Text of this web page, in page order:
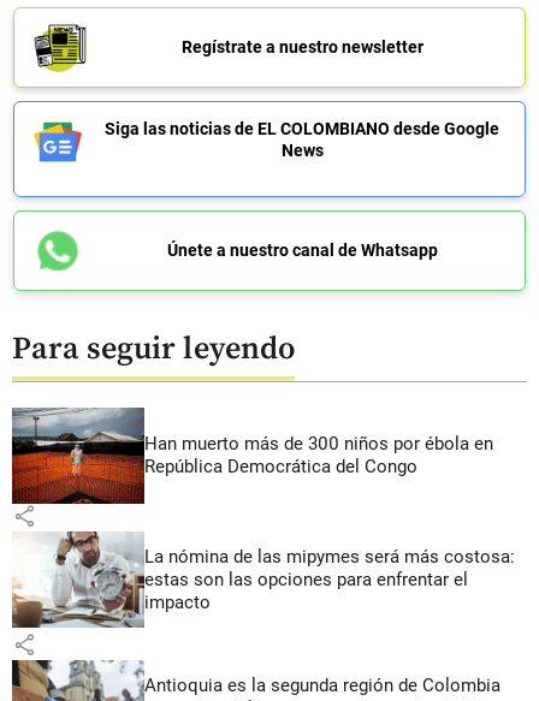
Regístrate a nuestro newsletter
Siga las noticias de EL COLOMBIANO desde Google
News
Únete a nuestro canal de Whatsapp
Para seguir leyendo
Han muerto más de 300 niños por ébola en
República Democrática del Congo
share
La nómina de las mipymes será más costosa:
estas son las opciones para enfrentar el
impacto
share
Antioquia es la segunda región de Colombia